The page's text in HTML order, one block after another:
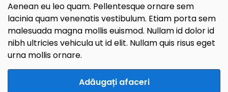
Aenean eu leo quam. Pellentesque ornare sem
lacinia quam venenatis vestibulum. Etiam porta sem
malesuada magna mollis euismod. Nullam id dolor id
nibh ultricies vehicula ut id elit. Nullam quis risus eget
urna mollis ornare.
Adăugați afaceri